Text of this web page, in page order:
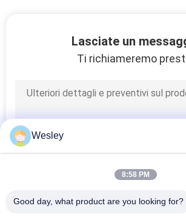
Doppi segni
dell'uscita
parteggiata
Lasciate un
Ti richiameremo
Wesley
8:58 PM
Good day, what product are you looking for?